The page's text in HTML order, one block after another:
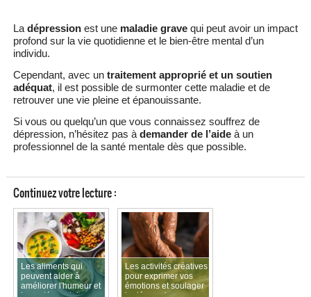
La dépressionest une maladie gravequi peut avoir un impact
profond sur la vie quotidienne et le bien-être mental d’un
individu.
Cependant, avec un traitement approprié et un soutien
adéquat, il est possible de surmonter cette maladie et de
retrouver une vie pleine et épanouissante.
Si vous ou quelqu’un que vous connaissez souffrez de
dépression, n’hésitez pas à demander de l’aideà un
professionnel de la santé mentale dès que possible.
Continuez votre lecture :
Les aliments qui
peuvent aider à
améliorer l'humeur et
Les activités créatives
pour exprimer vos
émotions et soulager